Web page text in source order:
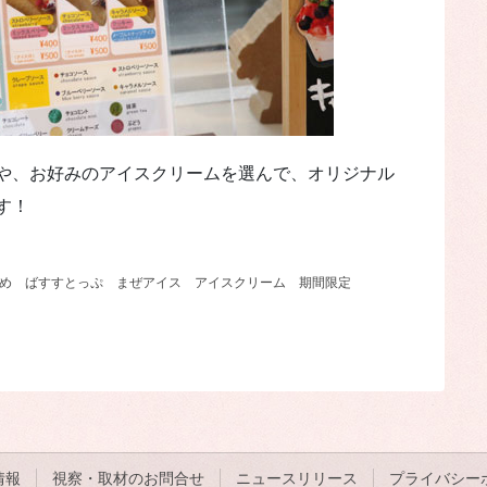
、お好みのアイスクリームを選んで、オリジナル
！
ばすすとっぷ まぜアイス アイスクリーム 期間限定
報 視察・取材のお問合せ ニュースリリース プライバシー